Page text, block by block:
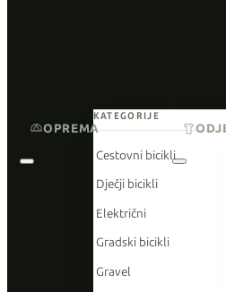
KATEGORIJE
Cestovni bicikli
Dječji bicikli
Električni
Gradski bicikli
Gravel
OPREMA